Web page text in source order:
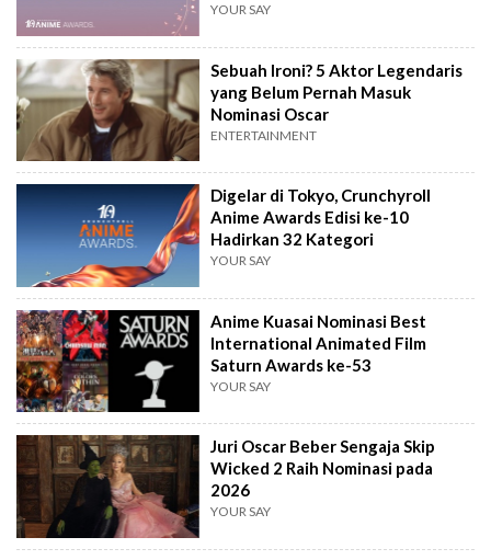
YOUR SAY
Sebuah Ironi? 5 Aktor Legendaris
yang Belum Pernah Masuk
Nominasi Oscar
ENTERTAINMENT
Digelar di Tokyo, Crunchyroll
Anime Awards Edisi ke-10
Hadirkan 32 Kategori
YOUR SAY
Anime Kuasai Nominasi Best
International Animated Film
Saturn Awards ke-53
YOUR SAY
Juri Oscar Beber Sengaja Skip
Wicked 2 Raih Nominasi pada
2026
YOUR SAY